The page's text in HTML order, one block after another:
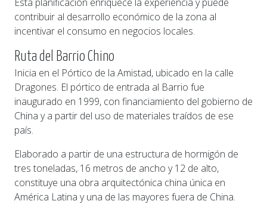
contribuir al desarrollo económico de la zona al
incentivar el consumo en negocios locales.
Ruta del Barrio Chino
Inicia en el Pórtico de la Amistad, ubicado en la calle
Dragones. El pórtico de entrada al Barrio fue
inaugurado en 1999, con financiamiento del gobierno de
China y a partir del uso de materiales traídos de ese
país.
Elaborado a partir de una estructura de hormigón de
tres toneladas, 16 metros de ancho y 12 de alto,
constituye una obra arquitectónica china única en
América Latina y una de las mayores fuera de China.